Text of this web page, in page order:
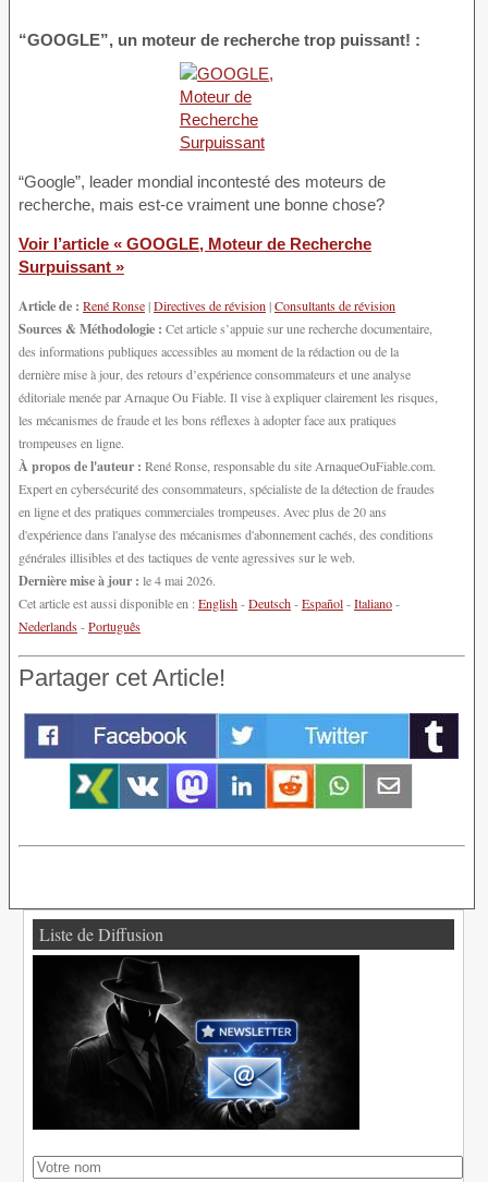
“GOOGLE”, un moteur de recherche trop puissant! :
“Google”, leader mondial incontesté des moteurs de
recherche, mais est-ce vraiment une bonne chose?
Voir l’article « GOOGLE, Moteur de Recherche
Surpuissant »
Article de : René Ronse|Directives de révision|Consultants de révision
Sources & Méthodologie : Cet article s’appuie sur une recherche documentaire,
des informations publiques accessibles au moment de la rédaction ou de la
dernière mise à jour, des retours d’expérience consommateurs et une analyse
éditoriale menée par Arnaque Ou Fiable. Il vise à expliquer clairement les risques,
les mécanismes de fraude et les bons réflexes à adopter face aux pratiques
trompeuses en ligne.
À propos de l'auteur : René Ronse, responsable du site ArnaqueOuFiable.com.
Expert en cybersécurité des consommateurs, spécialiste de la détection de fraudes
en ligne et des pratiques commerciales trompeuses. Avec plus de 20 ans
d'expérience dans l'analyse des mécanismes d'abonnement cachés, des conditions
générales illisibles et des tactiques de vente agressives sur le web.
Dernière mise à jour : le 4 mai 2026.
Cet article est aussi disponible en :English-Deutsch-Español-Italiano-
Nederlands-Português
Partager cet Article!
Liste de Diffusion